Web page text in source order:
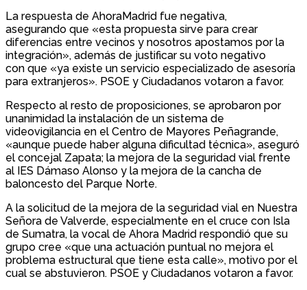
La respuesta de AhoraMadrid fue negativa,
asegurando que «esta propuesta sirve para crear
diferencias entre vecinos y nosotros apostamos por la
integración», además de justificar su voto negativo
con que «ya existe un servicio especializado de asesoría
para extranjeros». PSOE y Ciudadanos votaron a favor.
Respecto al resto de proposiciones, se aprobaron por
unanimidad la instalación de un sistema de
videovigilancia en el Centro de Mayores Peñagrande,
«aunque puede haber alguna dificultad técnica», aseguró
el concejal Zapata; la mejora de la seguridad vial frente
al IES Dámaso Alonso y la mejora de la cancha de
baloncesto del Parque Norte.
A la solicitud de la mejora de la seguridad vial en Nuestra
Señora de Valverde, especialmente en el cruce con Isla
de Sumatra, la vocal de Ahora Madrid respondió que su
grupo cree «que una actuación puntual no mejora el
problema estructural que tiene esta calle», motivo por el
cual se abstuvieron. PSOE y Ciudadanos votaron a favor.